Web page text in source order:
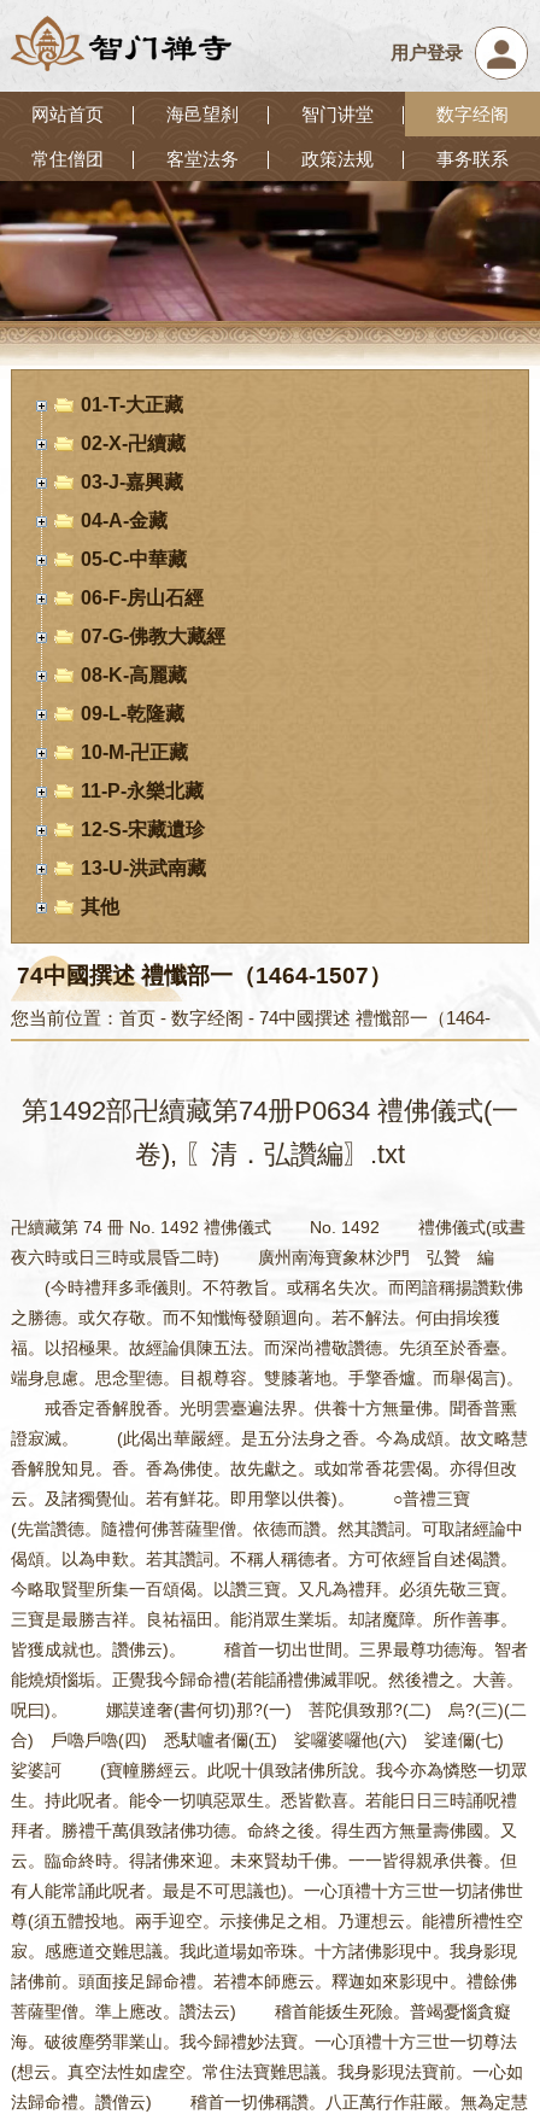
用户登录
网站首页 海邑望刹 智门讲堂 数字经阁
常住僧团 客堂法务 政策法规 事务联系
01-T-大正藏
02-X-卍續藏
03-J-嘉興藏
04-A-金藏
05-C-中華藏
06-F-房山石經
07-G-佛教大藏經
08-K-高麗藏
09-L-乾隆藏
10-M-卍正藏
11-P-永樂北藏
12-S-宋藏遺珍
13-U-洪武南藏
其他
74中國撰述 禮懺部一（1464-1507）
您当前位置： 首页- 数字经阁 - 74中國撰述 禮懺部一（1464-
第1492部卍續藏第74册P0634 禮佛儀式(一
卷), 〖清．弘讚編〗.txt
卍續藏第 74 冊 No. 1492 禮佛儀式 No. 1492 禮佛儀式(或晝
夜六時或日三時或晨昏二時) 廣州南海寶象林沙門 弘贊 編
(今時禮拜多乖儀則。不符教旨。或稱名失次。而罔諳稱揚讚歎佛
之勝德。或欠存敬。而不知懺悔發願迴向。若不解法。何由捐埃獲
福。以招極果。故經論俱陳五法。而深尚禮敬讚德。先須至於香臺。
端身息慮。思念聖德。目覩尊容。雙膝著地。手擎香爐。而舉偈言)。
戒香定香解脫香。光明雲臺遍法界。供養十方無量佛。聞香普熏
證寂滅。 (此偈出華嚴經。是五分法身之香。今為成頌。故文略慧
香解脫知見。香。香為佛使。故先獻之。或如常香花雲偈。亦得但改
云。及諸獨覺仙。若有鮮花。即用擎以供養)。 ○普禮三寶
(先當讚德。隨禮何佛菩薩聖僧。依德而讚。然其讚詞。可取諸經論中
偈頌。以為申歎。若其讚詞。不稱人稱德者。方可依經旨自述偈讚。
今略取賢聖所集一百頌偈。以讚三寶。又凡為禮拜。必須先敬三寶。
三寶是最勝吉祥。良祐福田。能消眾生業垢。却諸魔障。所作善事。
皆獲成就也。讚佛云)。 稽首一切出世間。三界最尊功德海。智者
能燒煩惱垢。正覺我今歸命禮(若能誦禮佛滅罪呪。然後禮之。大善。
呪曰)。 娜謨達奢(書何切)那?(一) 菩陀俱致那?(二) 烏?(三)(二
合) 戶嚕戶嚕(四) 悉䭾嚧者儞(五) 娑囉婆囉他(六) 娑達儞(七)
娑婆訶 (寶幢勝經云。此呪十俱致諸佛所說。我今亦為憐愍一切眾
生。持此呪者。能令一切嗔惡眾生。悉皆歡喜。若能日日三時誦呪禮
拜者。勝禮千萬俱致諸佛功德。命終之後。得生西方無量壽佛國。又
云。臨命終時。得諸佛來迎。未來賢劫千佛。一一皆得親承供養。但
有人能常誦此呪者。最是不可思議也)。一心頂禮十方三世一切諸佛世
尊(須五體投地。兩手迎空。示接佛足之相。乃運想云。能禮所禮性空
寂。感應道交難思議。我此道場如帝珠。十方諸佛影現中。我身影現
諸佛前。頭面接足歸命禮。若禮本師應云。釋迦如來影現中。禮餘佛
菩薩聖僧。準上應改。讚法云) 稽首能㧞生死險。普竭憂惱貪癡
海。破彼塵勞罪業山。我今歸禮妙法寶。一心頂禮十方三世一切尊法
(想云。真空法性如虗空。常住法寶難思議。我身影現法寶前。一心如
法歸命禮。讚僧云) 稽首一切佛稱讚。八正萬行作莊嚴。無為定慧